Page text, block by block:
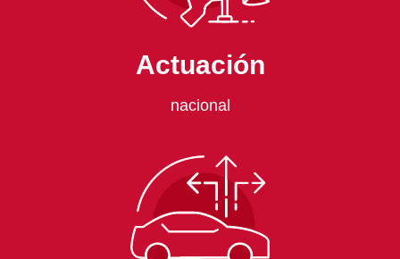
Actuación
nacional